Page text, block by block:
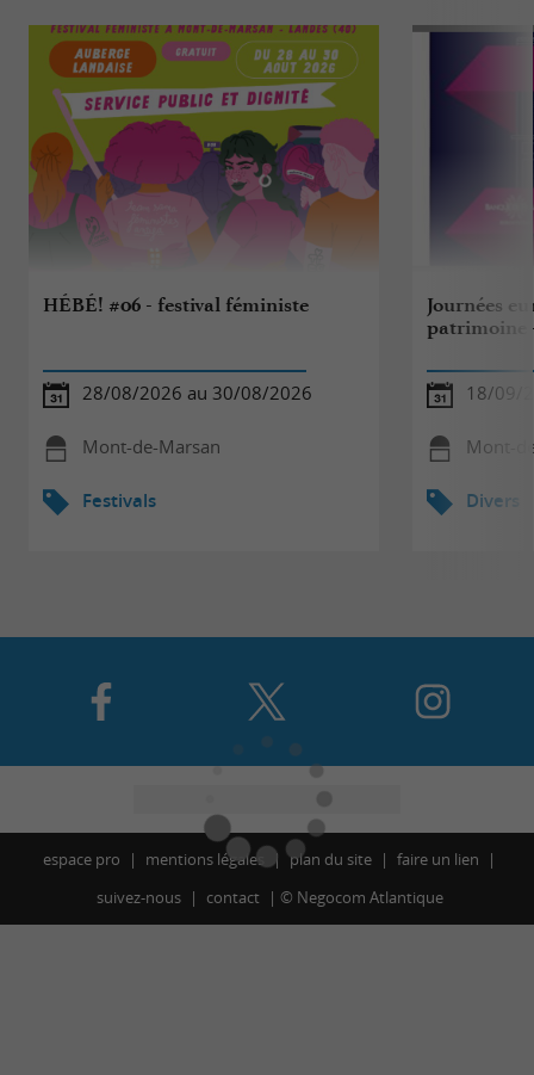
HÉBÉ! #06 - festival féministe
28/08/2026 au 30/08/2026
Mont-de-Marsan
Festivals
Journées
patrimoine
18/09/
Mont-
Divers
espace pro mentions légales plan du site
faire un lien
suivez-nous
contact © Negocom Atlantique